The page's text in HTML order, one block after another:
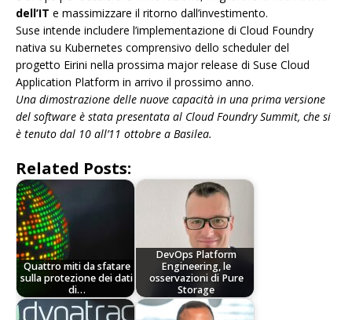
dell’IT e massimizzare il ritorno dall’investimento.
Suse intende includere l’implementazione di Cloud Foundry
nativa su Kubernetes comprensivo dello scheduler del
progetto Eirini nella prossima major release di Suse Cloud
Application Platform in arrivo il prossimo anno.
Una dimostrazione delle nuove capacità in una prima versione
del software è stata presentata al Cloud Foundry Summit, che si
è tenuto dal 10 all’11 ottobre a Basilea.
Related Posts:
Quattro miti da sfatare
sulla protezione dei dati
di…
DevOps Platform
Engineering, le
osservazioni di Pure
Storage